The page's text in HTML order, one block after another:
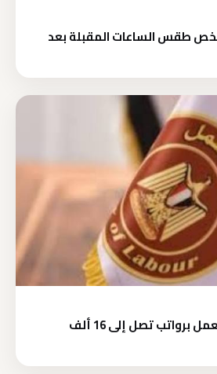
طقس الساعات المقبلة بعد
وظائف جديدة من وزارة العمل برواتب تصل إلى 16 ألف